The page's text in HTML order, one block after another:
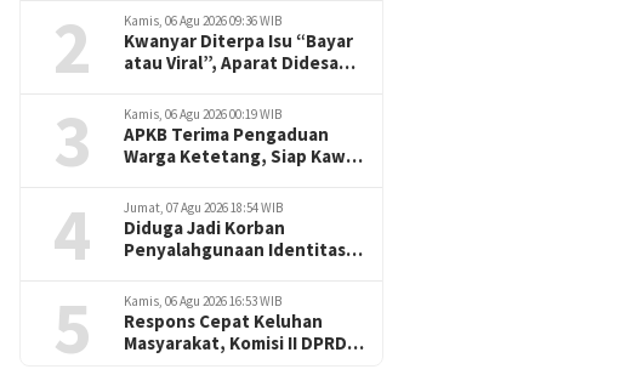
2 Kamis, 06 Agu 2026 09:36 WIB
Kwanyar Diterpa Isu “Bayar
atau Viral”, Aparat Didesak
3 Kamis, 06 Agu 2026 00:19 WIB
APKB Terima Pengaduan
Warga Ketetang, Siap Kawal
Bantuan hingga ke Jalur
Hukum
4 Jumat, 07 Agu 2026 18:54 WIB
Diduga Jadi Korban
Penyalahgunaan Identitas,
Tempuh Jalur Hukum
dengan Pendampingan
Redaksi
5 Kamis, 06 Agu 2026 16:53 WIB
Respons Cepat Keluhan
Masyarakat, Komisi II DPRD